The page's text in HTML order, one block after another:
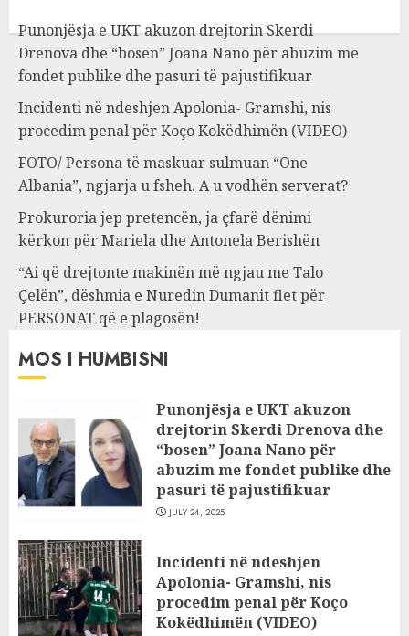
Punonjësja e UKT akuzon drejtorin Skerdi
Drenova dhe “bosen” Joana Nano për abuzim me
fondet publike dhe pasuri të pajustifikuar
Incidenti në ndeshjen Apolonia- Gramshi, nis
procedim penal për Koço Kokëdhimën (VIDEO)
FOTO/ Persona të maskuar sulmuan “One
Albania”, ngjarja u fsheh. A u vodhën serverat?
Prokuroria jep pretencën, ja çfarë dënimi
kërkon për Mariela dhe Antonela Berishën
“Ai që drejtonte makinën më ngjau me Talo
Çelën”, dëshmia e Nuredin Dumanit flet për
PERSONAT që e plagosën!
MOS I HUMBISNI
Punonjësja e UKT akuzon
drejtorin Skerdi Drenova dhe
“bosen” Joana Nano për
abuzim me fondet publike dhe
pasuri të pajustifikuar
JULY 24, 2025
Incidenti në ndeshjen
Apolonia- Gramshi, nis
procedim penal për Koço
Kokëdhimën (VIDEO)